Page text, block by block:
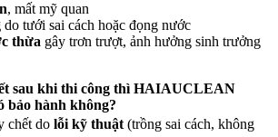
, mất mỹ quan
do tưới sai cách hoặc đọng nước
thừa gây trơn trượt, ảnh hưởng sinh trưởng
sau khi thi công thì HAIAUCLEAN
bảo hành không?
chết do lỗi kỹ thuật(trồng sai cách, không